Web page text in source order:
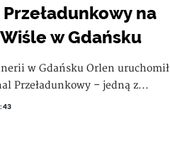
na
w Gdańsku
w Gdańsku Orlen uruchomił
Przeładunkowy – jedną z...